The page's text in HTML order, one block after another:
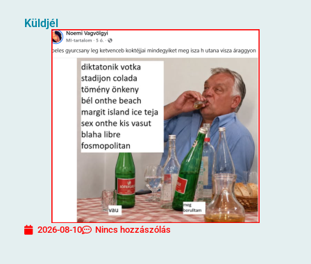
Küldjél
2026-08-10 Nincs hozzászólás